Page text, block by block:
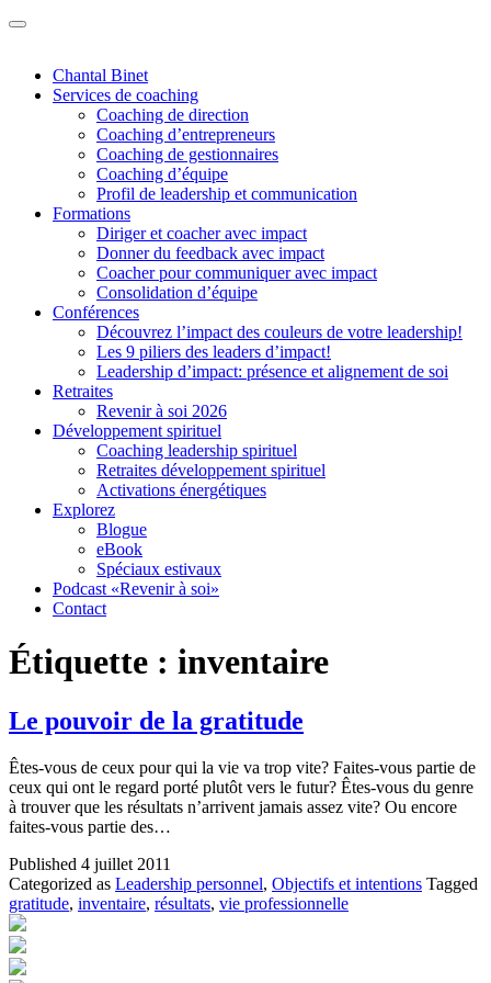
Chantal Binet
Services de coaching
Coaching de direction
Coaching d’entrepreneurs
Coaching de gestionnaires
Coaching d’équipe
Profil de leadership et communication
Formations
Diriger et coacher avec impact
Donner du feedback avec impact
Coacher pour communiquer avec impact
Consolidation d’équipe
Conférences
Découvrez l’impact des couleurs de votre leadership!
Les 9 piliers des leaders d’impact!
Leadership d’impact: présence et alignement de soi
Retraites
Revenir à soi 2026
Développement spirituel
Coaching leadership spirituel
Retraites développement spirituel
Activations énergétiques
Explorez
Blogue
eBook
Spéciaux estivaux
Podcast «Revenir à soi»
Contact
Étiquette : inventaire
Le pouvoir de la gratitude
Êtes-vous de ceux pour qui la vie va trop vite? Faites-vous partie de
ceux qui ont le regard porté plutôt vers le futur? Êtes-vous du genre
à trouver que les résultats n’arrivent jamais assez vite? Ou encore
faites-vous partie des…
Published 4 juillet 2011
Categorized as Leadership personnel, Objectifs et intentions Tagged
gratitude, inventaire, résultats, vie professionnelle